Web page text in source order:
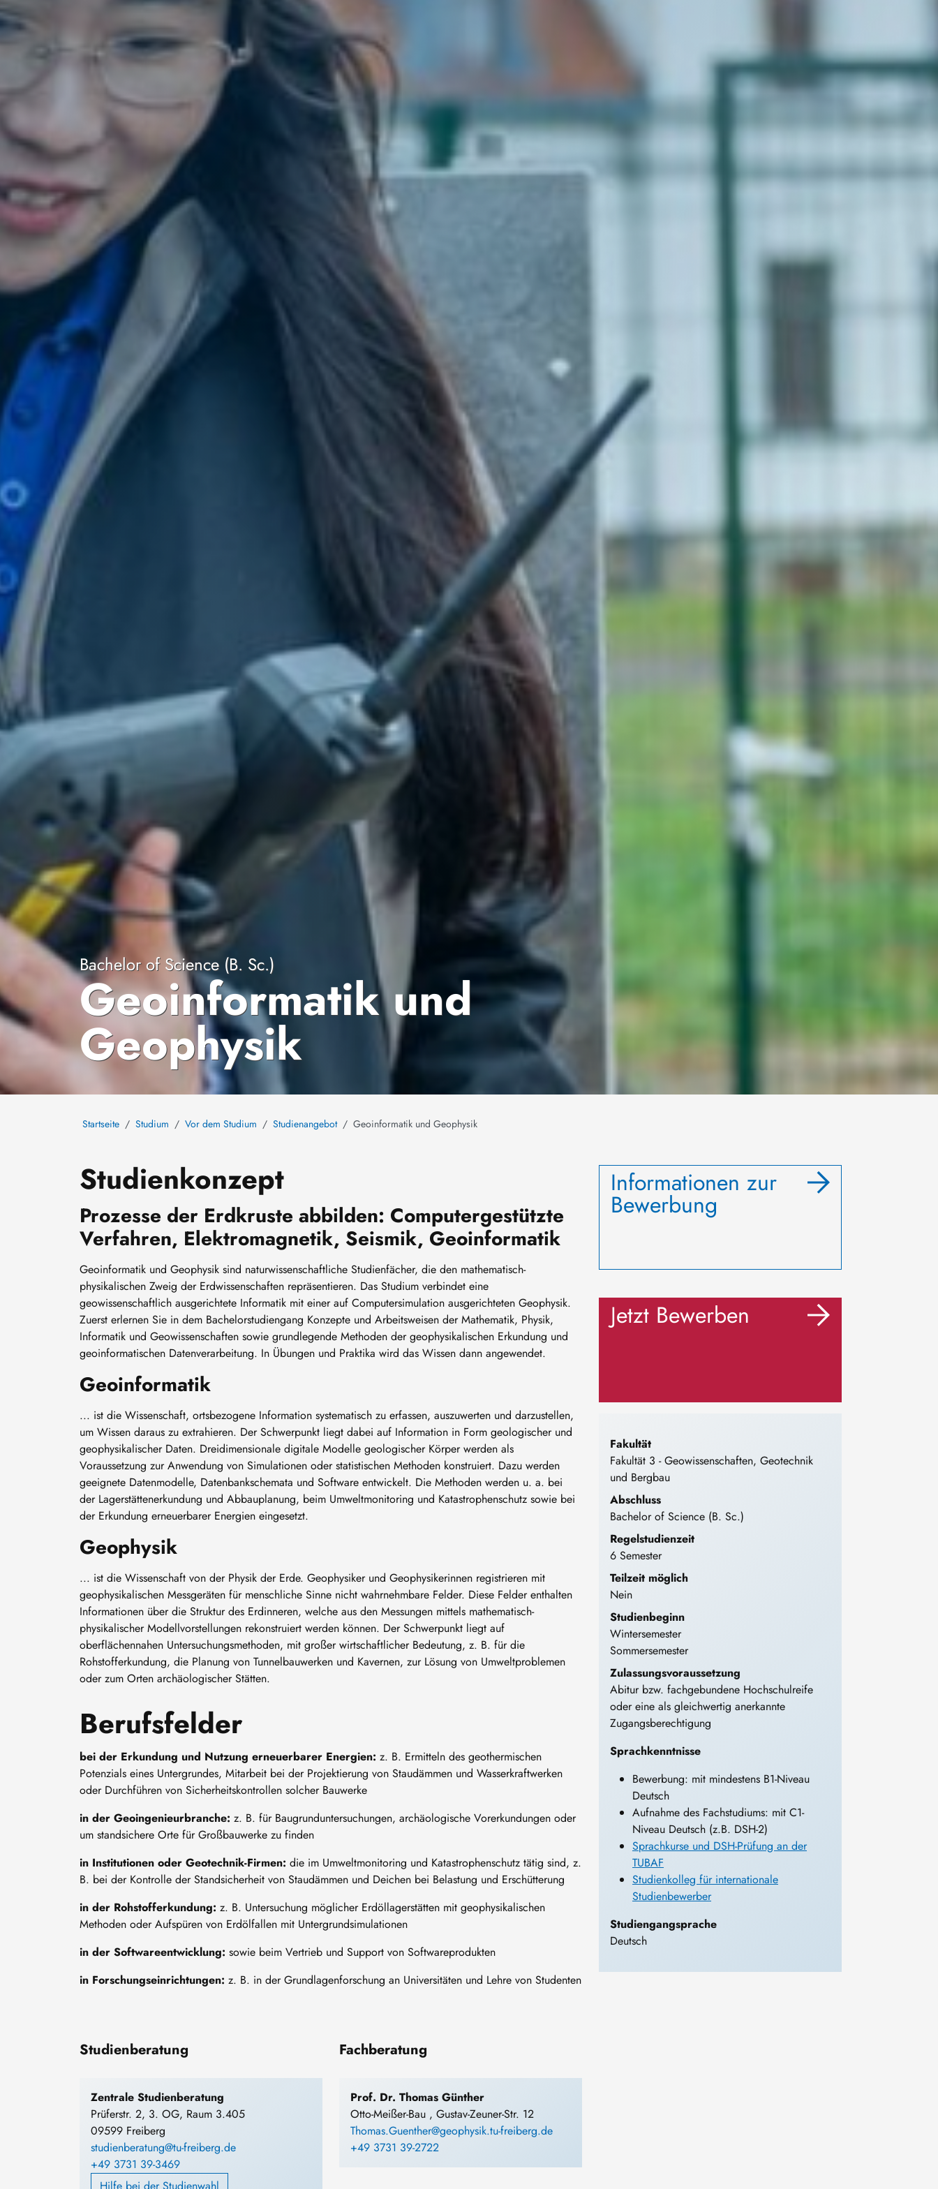
Bachelor of Science (B. Sc.)
Geoinformatik und
Geophysik
Startseite Studium Vor dem Studium Studienangebot Geoinformatik und Geophysik
Studienkonzept
Prozesse der Erdkruste abbilden: Computergestützte
Verfahren, Elektromagnetik, Seismik, Geoinformatik
Geoinformatik und Geophysik sind naturwissenschaftliche Studienfächer, die den mathematisch-
physikalischen Zweig der Erdwissenschaften repräsentieren. Das Studium verbindet eine
geowissenschaftlich ausgerichtete Informatik mit einer auf Computersimulation ausgerichteten Geophysik.
Zuerst erlernen Sie in dem Bachelorstudiengang Konzepte und Arbeitsweisen der Mathematik, Physik,
Informatik und Geowissenschaften sowie grundlegende Methoden der geophysikalischen Erkundung und
geoinformatischen Datenverarbeitung. In Übungen und Praktika wird das Wissen dann angewendet.
Geoinformatik
... ist die Wissenschaft, ortsbezogene Information systematisch zu erfassen, auszuwerten und darzustellen,
um Wissen daraus zu extrahieren. Der Schwerpunkt liegt dabei auf Information in Form geologischer und
geophysikalischer Daten. Dreidimensionale digitale Modelle geologischer Körper werden als
Voraussetzung zur Anwendung von Simulationen oder statistischen Methoden konstruiert. Dazu werden
geeignete Datenmodelle, Datenbankschemata und Software entwickelt. Die Methoden werden u. a. bei
der Lagerstättenerkundung und Abbauplanung, beim Umweltmonitoring und Katastrophenschutz sowie bei
der Erkundung erneuerbarer Energien eingesetzt.
Geophysik
... ist die Wissenschaft von der Physik der Erde. Geophysiker und Geophysikerinnen registrieren mit
geophysikalischen Messgeräten für menschliche Sinne nicht wahrnehmbare Felder. Diese Felder enthalten
Informationen über die Struktur des Erdinneren, welche aus den Messungen mittels mathematisch-
physikalischer Modellvorstellungen rekonstruiert werden können. Der Schwerpunkt liegt auf
oberflächennahen Untersuchungsmethoden, mit großer wirtschaftlicher Bedeutung, z. B. für die
Rohstofferkundung, die Planung von Tunnelbauwerken und Kavernen, zur Lösung von Umweltproblemen
oder zum Orten archäologischer Stätten.
Berufsfelder
bei der Erkundung und Nutzung erneuerbarer Energien: z. B. Ermitteln des geothermischen
Potenzials eines Untergrundes, Mitarbeit bei der Projektierung von Staudämmen und Wasserkraftwerken
oder Durchführen von Sicherheitskontrollen solcher Bauwerke
in der Geoingenieurbranche: z. B. für Baugrunduntersuchungen, archäologische Vorerkundungen oder
um standsichere Orte für Großbauwerke zu finden
in Institutionen oder Geotechnik-Firmen: die im Umweltmonitoring und Katastrophenschutz tätig sind, z.
B. bei der Kontrolle der Standsicherheit von Staudämmen und Deichen bei Belastung und Erschütterung
in der Rohstofferkundung: z. B. Untersuchung möglicher Erdöllagerstätten mit geophysikalischen
Methoden oder Aufspüren von Erdölfallen mit Untergrundsimulationen
in der Softwareentwicklung: sowie beim Vertrieb und Support von Softwareprodukten
in Forschungseinrichtungen: z. B. in der Grundlagenforschung an Universitäten und Lehre von Studenten
Informationen zur
Bewerbung
Jetzt Bewerben
Fakultät
Fakultät 3 - Geowissenschaften, Geotechnik
und Bergbau
Abschluss
Bachelor of Science (B. Sc.)
Regelstudienzeit
6 Semester
Teilzeit möglich
Nein
Studienbeginn
Wintersemester
Sommersemester
Zulassungsvoraussetzung
Abitur bzw. fachgebundene Hochschulreife
oder eine als gleichwertig anerkannte
Zugangsberechtigung
Sprachkenntnisse
Bewerbung: mit mindestens B1-Niveau
Deutsch
Aufnahme des Fachstudiums: mit C1-
Niveau Deutsch (z.B. DSH-2)
Sprachkurse und DSH-Prüfung an der
TUBAF
Studienkolleg für internationale
Studienbewerber
Studiengangsprache
Deutsch
Studienberatung
Zentrale Studienberatung
Prüferstr. 2, 3. OG, Raum 3.405
09599 Freiberg
studienberatung@tu-freiberg.de
+49 3731 39-3469
Fachberatung
Prof. Dr. Thomas Günther
Otto-Meißer-Bau , Gustav-Zeuner-Str. 12
Thomas.Guenther@geophysik.tu-freiberg.de
+49 3731 39-2722